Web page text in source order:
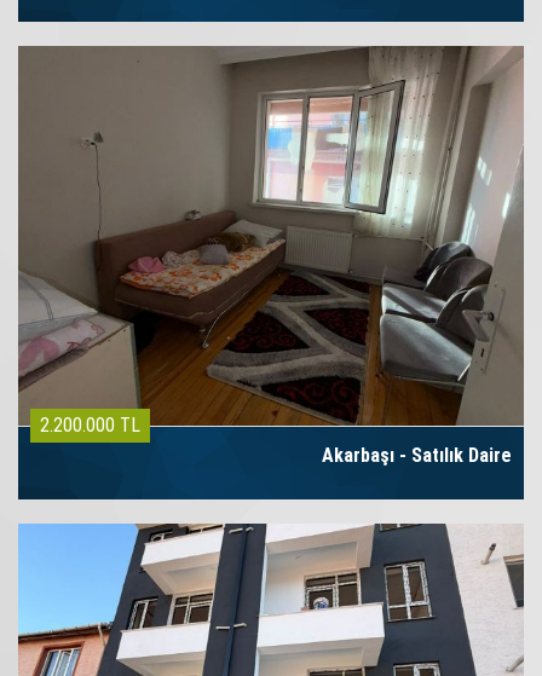
2.200.000 TL
Akarbaşı - Satılık Daire